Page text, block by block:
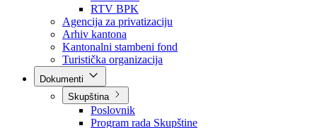
Direkcija za šumarstvo
Javna preduzeća
BPK šume
RTV BPK
Agencija za privatizaciju
Arhiv kantona
Kantonalni stambeni fond
Turistička organizacija